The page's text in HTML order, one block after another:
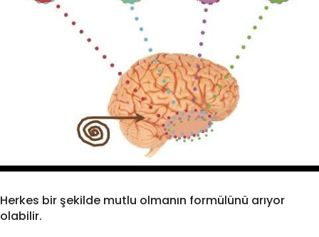
Herkes bir şekilde mutlu olmanın formülünü arıyor
olabilir.